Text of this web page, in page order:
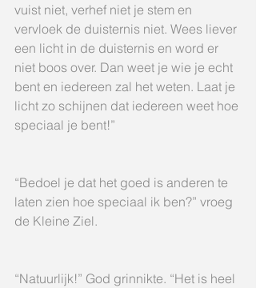
vuist niet, verhef niet je stem en
vervloek de duisternis niet. Wees liever
een licht in de duisternis en word er
niet boos over. Dan weet je wie je echt
bent en iedereen zal het weten. Laat je
licht zo schijnen dat iedereen weet hoe
speciaal je bent!”
“Bedoel je dat het goed is anderen te
laten zien hoe speciaal ik ben?” vroeg
de Kleine Ziel.
“Natuurlijk!” God grinnikte. “Het is heel